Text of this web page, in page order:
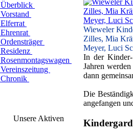
Überblick
Vorstand
Elferrat
Ehrenrat
Ordensträger
Residenz
Rosenmontagswagen
Vereinszeitung
Chronik
Unsere Aktiven
Wieweler
Zilles, Mia
Meyer, Luci
In der
Jahren
dann
Die
angefangen